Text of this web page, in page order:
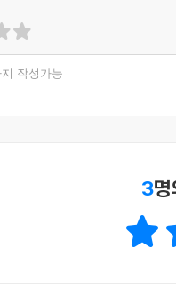
같은 방식으로 작동하지
작성가능
3